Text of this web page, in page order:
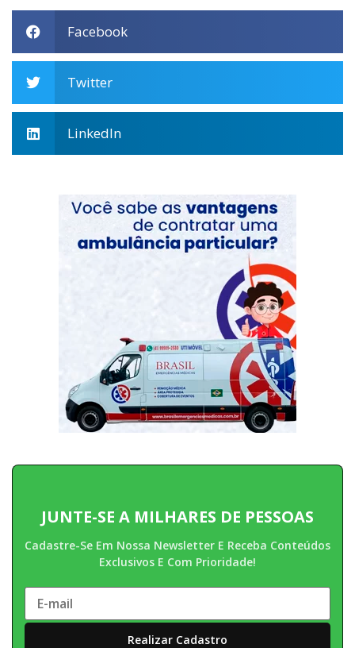
Facebook
Twitter
LinkedIn
JUNTE-SE A MILHARES DE PESSOAS
Cadastre-Se Em Nossa Newsletter E Receba Conteúdos
Exclusivos E Com Prioridade!